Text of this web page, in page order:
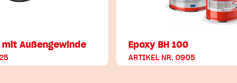
Außengewinde Epoxy BH 100
ARTIKEL NR. 0905